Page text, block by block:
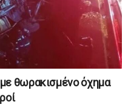
θωρακισμένο όχημα